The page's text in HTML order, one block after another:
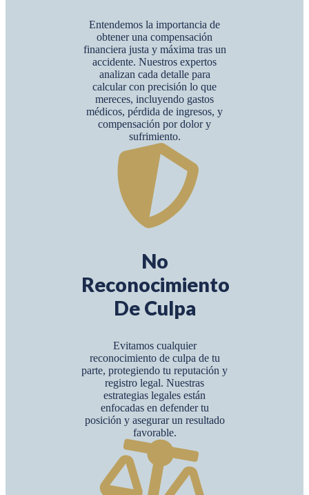
Entendemos la importancia de
obtener una compensación
financiera justa y máxima tras un
accidente. Nuestros expertos
analizan cada detalle para
calcular con precisión lo que
mereces, incluyendo gastos
médicos, pérdida de ingresos, y
compensación por dolor y
sufrimiento.
No
Reconocimiento
De Culpa
Evitamos cualquier
reconocimiento de culpa de tu
parte, protegiendo tu reputación y
registro legal. Nuestras
estrategias legales están
enfocadas en defender tu
posición y asegurar un resultado
favorable.